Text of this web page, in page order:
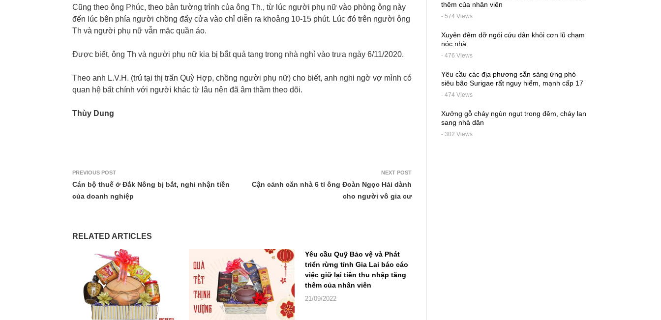
Cũng theo ông Phúc, theo bản tường trình của ông Th., từ lúc người phụ nữ vào phòng ông này
đến lúc bên phía người chồng đẩy cửa vào chỉ diễn ra khoảng 10-15 phút. Lúc đó trên người ông
Th và người phụ nữ vẫn mặc quần áo.
Được biết, ông Th và người phụ nữ kia bị bắt quả tang trong nhà nghỉ vào trưa ngày 6/11/2020.
Theo anh L.V.H. (trú tại thị trấn Quỳ Hợp, chồng người phụ nữ) cho biết, anh nghi ngờ vợ mình có
quan hệ bất chính với người khác từ lâu nên đã âm thầm theo dõi.
Thùy Dung
PREVIOUS POST
Cán bộ thuế ở Đắk Nông bị bắt, nghi nhận tiền
của doanh nghiệp
NEXT POST
Cận cảnh căn nhà 6 tỉ ông Đoàn Ngọc Hải dành
cho người vô gia cư
RELATED ARTICLES
Yêu cầu Quỹ Bảo vệ và Phát
triển rừng tỉnh Gia Lai báo cáo
việc giữ lại tiền thu nhập tăng
thêm của nhân viên
21/09/2022
thêm của nhân viên
- 574 Views
Xuyên đêm dỡ ngói cứu dân khỏi cơn lũ chạm
nóc nhà
- 476 Views
Yêu cầu các địa phương sẵn sàng ứng phó
siêu bão Surigae rất nguy hiểm, mạnh cấp 17
- 474 Views
Xưởng gỗ cháy ngùn ngụt trong đêm, cháy lan
sang nhà dân
- 302 Views